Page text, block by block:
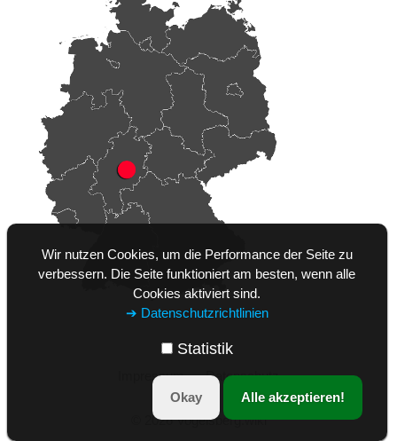
Impressum Datenschutz
Wir nutzen Cookies, um die Performance der Seite zu
verbessern. Die Seite funktioniert am besten, wenn alle
Cookies aktiviert sind.
➔ Datenschutzrichtlinien
Statistik
Alle akzeptieren!
Okay
© 2026 Vogelsberg.wiki